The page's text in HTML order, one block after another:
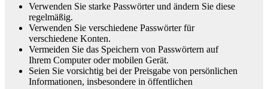
Verwenden Sie starke Passwörter und ändern Sie diese
regelmäßig.
Verwenden Sie verschiedene Passwörter für
verschiedene Konten.
Vermeiden Sie das Speichern von Passwörtern auf
Ihrem Computer oder mobilen Gerät.
Seien Sie vorsichtig bei der Preisgabe von persönlichen
Informationen, insbesondere in öffentlichen